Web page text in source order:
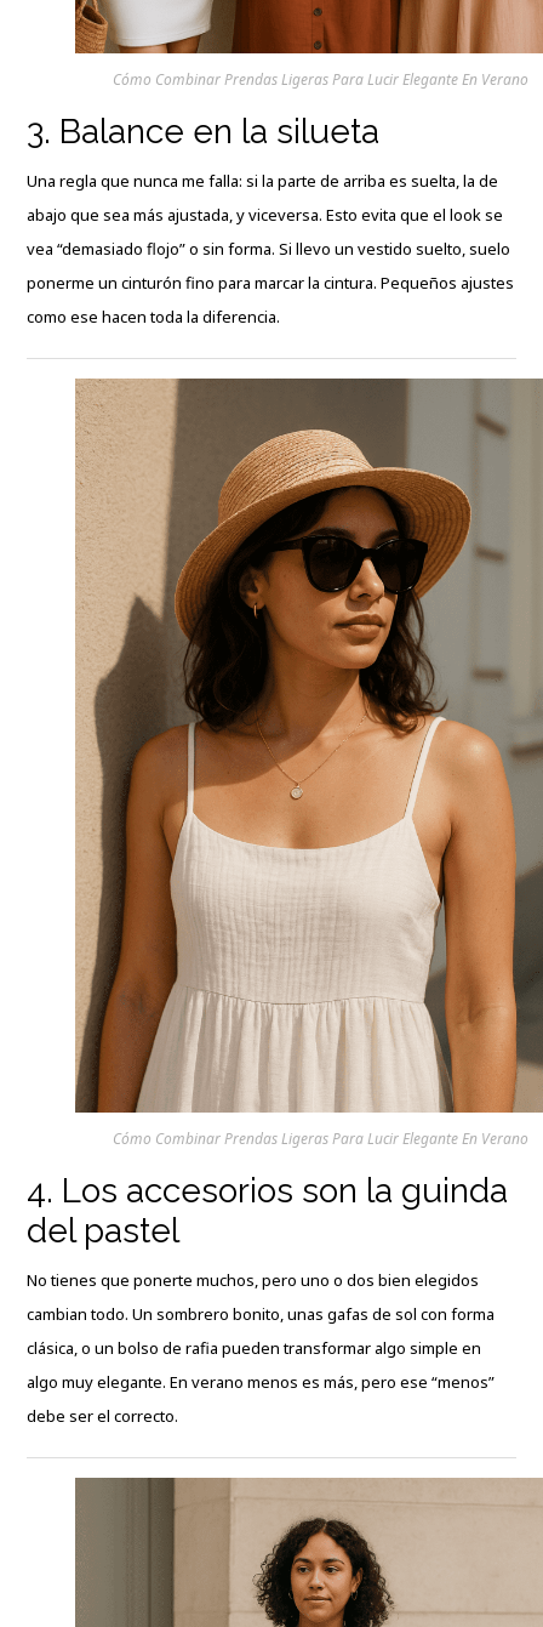
Cómo Combinar Prendas Ligeras Para Lucir Elegante En Verano
3. Balance en la silueta
Una regla que nunca me falla: si la parte de arriba es suelta, la de
abajo que sea más ajustada, y viceversa. Esto evita que el look se
vea “demasiado flojo” o sin forma. Si llevo un vestido suelto, suelo
ponerme un cinturón fino para marcar la cintura. Pequeños ajustes
como ese hacen toda la diferencia.
Cómo Combinar Prendas Ligeras Para Lucir Elegante En Verano
4. Los accesorios son la guinda
del pastel
No tienes que ponerte muchos, pero uno o dos bien elegidos
cambian todo. Un sombrero bonito, unas gafas de sol con forma
clásica, o un bolso de rafia pueden transformar algo simple en
algo muy elegante. En verano menos es más, pero ese “menos”
debe ser el correcto.